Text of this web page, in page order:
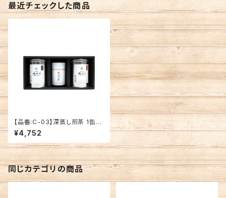
最近チェックした商品
【品番:C-03】深蒸し煎茶 1缶・
有明海産 海苔(小) 2缶セット
¥4,752
同じカテゴリの商品